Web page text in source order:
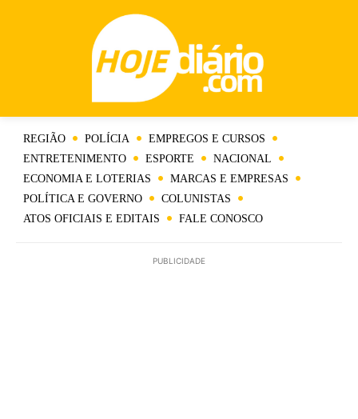
REGIÃO POLÍCIA
EMPREGOS E CURSOS
ENTRETENIMENTO
ESPORTE
NACIONAL
ECONOMIA E LOTERIAS
MARCAS E EMPRESAS
POLÍTICA E GOVERNO
COLUNISTAS
ATOS OFICIAIS E EDITAIS
FALE CONOSCO
PUBLICIDADE